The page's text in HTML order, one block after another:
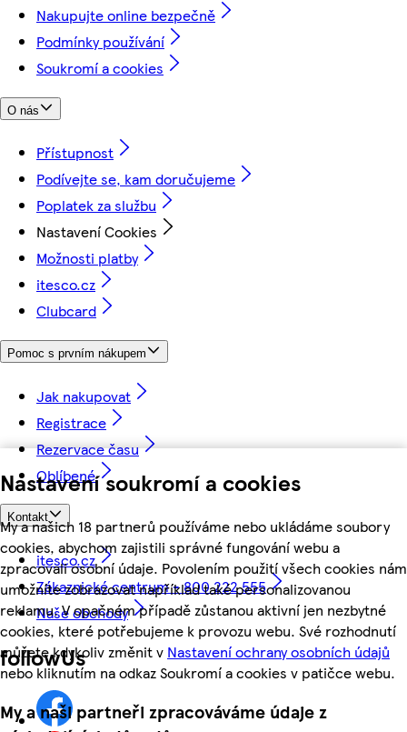
Nastavení soukromí a cookies
My a našich 18 partnerů používáme nebo ukládáme soubory
cookies, abychom zajistili správné fungování webu a
zpracovali osobní údaje. Povolením použití všech cookies nám
umožníte zobrazovat například také personalizovanou
reklamu. V opačném případě zůstanou aktivní jen nezbytné
cookies, které potřebujeme k provozu webu. Své rozhodnutí
můžete kdykoliv změnit v Nastavení ochrany osobních údajů
nebo kliknutím na odkaz Soukromí a cookies v patičce webu.
My a naši partneři zpracováváme údaje z
Nakupujte online bezpečně
Podmínky používání
Soukromí a cookies
O nás
Přístupnost
Podívejte se, kam doručujeme
Poplatek za službu
Nastavení Cookies
Možnosti platby
itesco.cz
Clubcard
Pomoc s prvním nákupem
Jak nakupovat
Registrace
Rezervace času
Oblíbené
Kontakt
itesco.cz
Zákaznické centrum - 800 222 555
Naše obchody
followUs